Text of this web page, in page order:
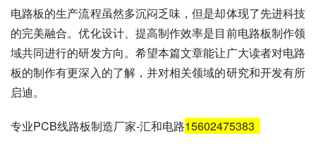
电路板的生产流程虽然多沉闷乏味，但是却体现了先进科技
的完美融合。优化设计、提高制作效率是目前电路板制作领
域共同进行的研发方向。希望本篇文章能让广大读者对电路
板的制作有更深入的了解，并对相关领域的研究和开发有所
启迪。
专业PCB线路板制造厂家-汇和电路15602475383